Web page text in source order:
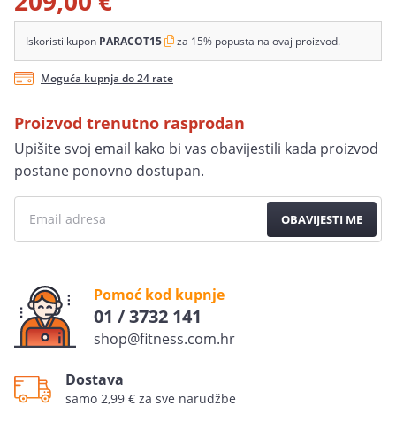
Iskoristi kupon PARACOT15 za 15% popusta na ovaj proizvod.
Moguća kupnja do 24 rate
Proizvod trenutno rasprodan
Upišite svoj email kako bi vas obavijestili kada proizvod
postane ponovno dostupan.
OBAVIJESTI ME
Pomoć kod kupnje
01 / 3732 141
shop@fitness.com.hr
Dostava
samo 2,99 € za sve narudžbe